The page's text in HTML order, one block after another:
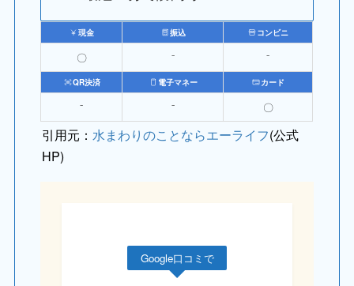
現金 振込 コンビニ
〇 ⁻ ⁻
QR決済 電子マネー カード
⁻ ⁻ 〇
引用元：水まわりのことならエーライフ(公式
HP)
Google口コミで